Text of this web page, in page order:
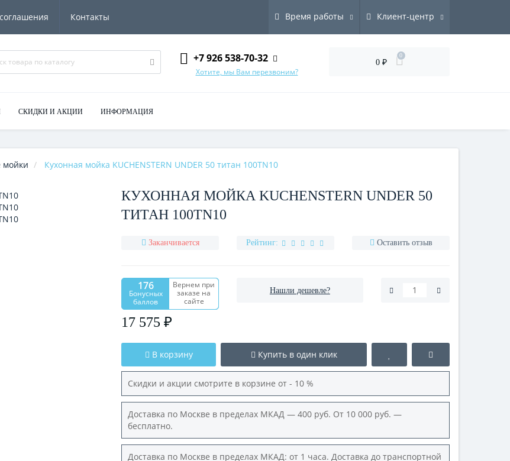
Контакты Время работы Клиент-центр
+7 926 538-70-32
Хотите, мы Вам перезвоним?
0 ₽
0
СКИДКИ И АКЦИИ ИНФОРМАЦИЯ
мойки Кухонная мойка KUCHENSTERN UNDER 50 титан 100TN10
КУХОННАЯ МОЙКА KUCHENSTERN UNDER 50
ТИТАН 100TN10
Заканчивается Рейтинг: Оставить отзыв
176
Бонусных
баллов
Вернем при
заказе на
сайте
17 575 ₽
Нашли дешевле?
В корзину Купить в один клик
Скидки и акции смотрите в корзине от - 10 %
Доставка по Москве в пределах МКАД — 400 руб. От 10 000 руб. —
бесплатно.
Доставка по Москве в пределах МКАД: от 1 часа. Доставка до транспортной